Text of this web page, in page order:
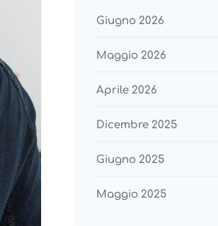
Giugno 2026
Maggio 2026
Aprile 2026
Dicembre 2025
Giugno 2025
Maggio 2025